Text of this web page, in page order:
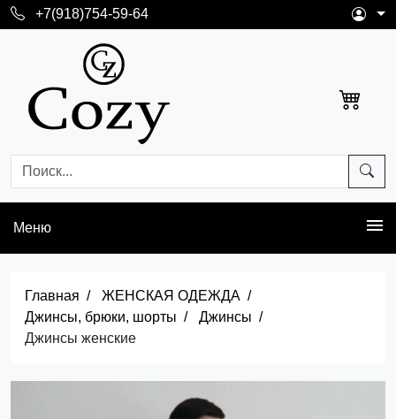
+7(918)754-59-64
Меню
Главная
ЖЕНСКАЯ ОДЕЖДА
Джинсы, брюки, шорты
Джинсы
Джинсы женские